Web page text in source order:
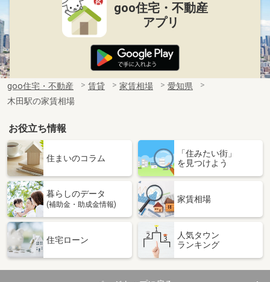
goo住宅・不動産
アプリ
goo住宅・不動産 賃貸 家賃相場
愛知県
木田駅の家賃相場
お役立ち情報
住まいのコラム
「住みたい街」
を見つけよう
暮らしのデータ
(補助金・助成金情報)
家賃相場
住宅ローン
人気タウン
ランキング